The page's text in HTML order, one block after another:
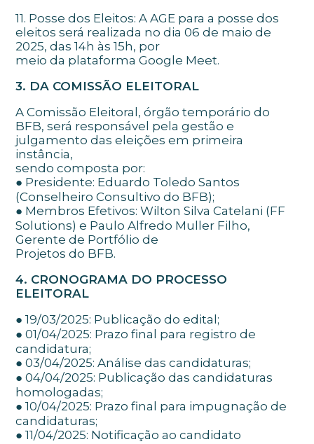
11. Posse dos Eleitos: A AGE para a posse dos
eleitos será realizada no dia 06 de maio de
2025, das 14h às 15h, por
meio da plataforma Google Meet.
3. DA COMISSÃO ELEITORAL
A Comissão Eleitoral, órgão temporário do
BFB, será responsável pela gestão e
julgamento das eleições em primeira
instância,
sendo composta por:
● Presidente: Eduardo Toledo Santos
(Conselheiro Consultivo do BFB);
● Membros Efetivos: Wilton Silva Catelani (FF
Solutions) e Paulo Alfredo Muller Filho,
Gerente de Portfólio de
Projetos do BFB.
4. CRONOGRAMA DO PROCESSO
ELEITORAL
● 19/03/2025: Publicação do edital;
● 01/04/2025: Prazo final para registro de
candidatura;
● 03/04/2025: Análise das candidaturas;
● 04/04/2025: Publicação das candidaturas
homologadas;
● 10/04/2025: Prazo final para impugnação de
candidaturas;
● 11/04/2025: Notificação ao candidato